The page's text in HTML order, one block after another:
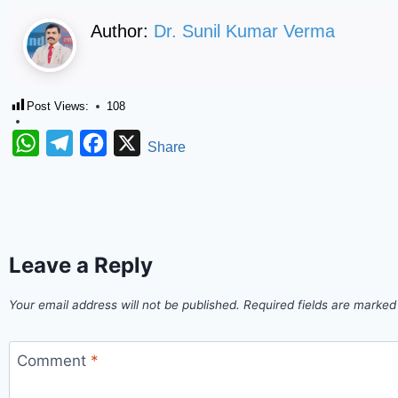
Author: Dr. Sunil Kumar Verma
Post Views: 108
WhatsAppTelegramFacebook
XShare
Leave a Reply
Your email address will not be published. Required fields are
Comment *